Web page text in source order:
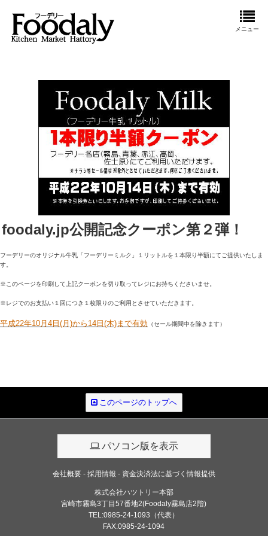
メニュー
foodaly.jp公開記念クーポン第２弾！
フーデリーのオリジナル牛乳「フーデリーミルク」１リットルを１本限り半額にてご提供いたしま
す。
※このページを印刷して上記クーポンを切り取ってレジにお持ちくださいませ。
※レジでのお支払い１回につき１枚限りのご利用とさせていただきます。
平成22年10月4日(月)から14日(木)まで有効 （セール期間中を除きます）
このページのトップへ
パソコン版を表示
会社概要 採用情報 資金決済法に基づく情報提供
株式会社ハツトリー本部
宮崎市霧島3丁目57番地2(Foodaly霧島店2階)
TEL:0985-24-1093（代表）
FAX:0985-24-1094